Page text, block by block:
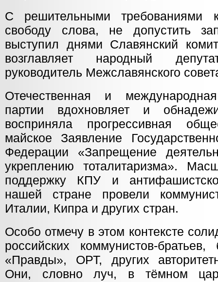
С решительными требованиями
свободу слова, не допустить
выступил днями Славянский
возглавляет народный
руководитель Межславянского
Отечественная и
партии вдохновляет и
восприняла прогрессивная
майское Заявление
Федерации «Запрещение
укреплению тоталитаризма».
поддержку КПУ и
нашей стране провели
Италии, Кипра и других стран.
Особо отмечу в этом контексте
российских коммунистов-
«Правды», ОРТ, других
Они, словно луч, в тёмном